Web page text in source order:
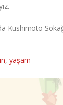
Kushimoto
, yaşam